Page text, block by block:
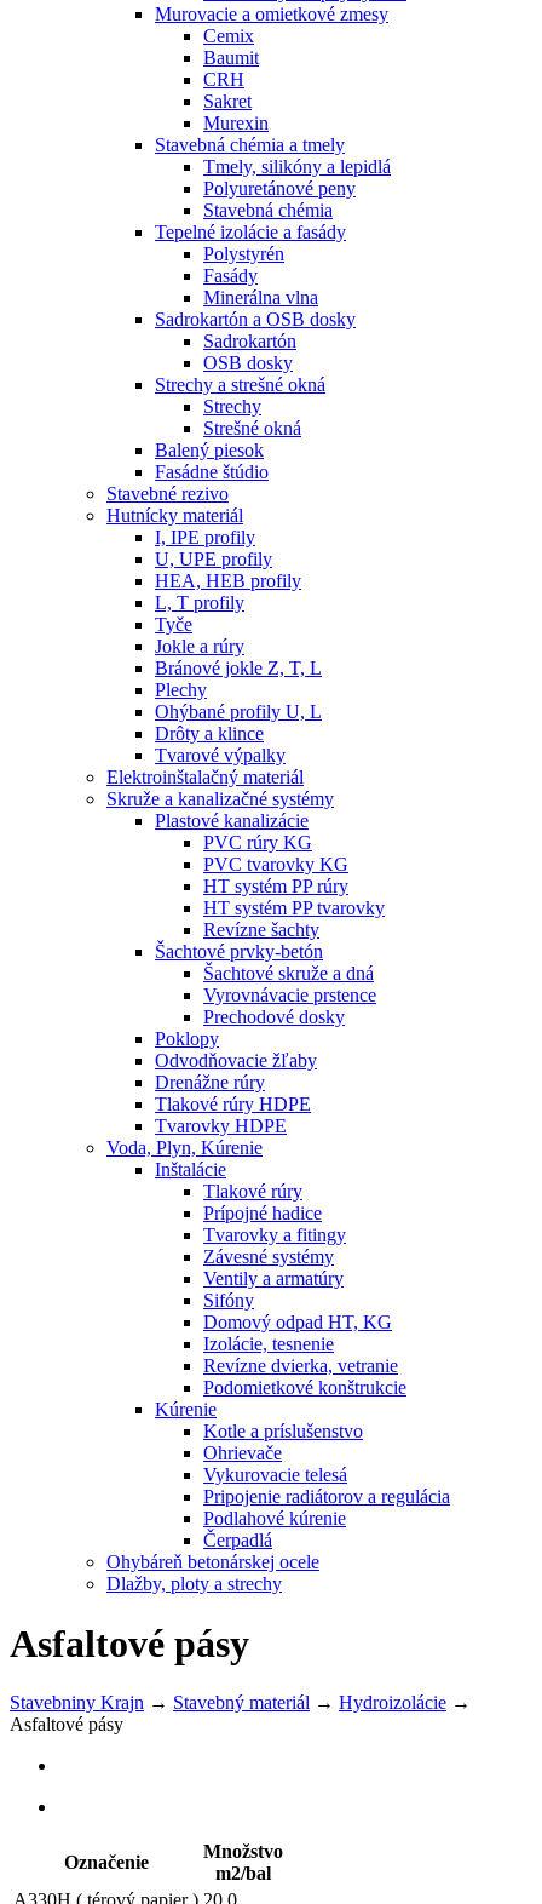
Murovacie a omietkové zmesy
Cemix
Baumit
CRH
Sakret
Murexin
Stavebná chémia a tmely
Tmely, silikóny a lepidlá
Polyuretánové peny
Stavebná chémia
Tepelné izolácie a fasády
Polystyrén
Fasády
Minerálna vlna
Sadrokartón a OSB dosky
Sadrokartón
OSB dosky
Strechy a strešné okná
Strechy
Strešné okná
Balený piesok
Fasádne štúdio
Stavebné rezivo
Hutnícky materiál
I, IPE profily
U, UPE profily
HEA, HEB profily
L, T profily
Tyče
Jokle a rúry
Bránové jokle Z, T, L
Plechy
Ohýbané profily U, L
Drôty a klince
Tvarové výpalky
Elektroinštalačný materiál
Skruže a kanalizačné systémy
Plastové kanalizácie
PVC rúry KG
PVC tvarovky KG
HT systém PP rúry
HT systém PP tvarovky
Revízne šachty
Šachtové prvky-betón
Šachtové skruže a dná
Vyrovnávacie prstence
Prechodové dosky
Poklopy
Odvodňovacie žľaby
Drenážne rúry
Tlakové rúry HDPE
Tvarovky HDPE
Voda, Plyn, Kúrenie
Inštalácie
Tlakové rúry
Prípojné hadice
Tvarovky a fitingy
Závesné systémy
Ventily a armatúry
Sifóny
Domový odpad HT, KG
Izolácie, tesnenie
Revízne dvierka, vetranie
Podomietkové konštrukcie
Kúrenie
Kotle a príslušenstvo
Ohrievače
Vykurovacie telesá
Pripojenie radiátorov a regulácia
Podlahové kúrenie
Čerpadlá
Ohybáreň betonárskej ocele
Dlažby, ploty a strechy
Asfaltové pásy
Stavebniny Krajn → Stavebný materiál → Hydroizolácie →
Asfaltové pásy
Označenie
Množstvo
m2/bal